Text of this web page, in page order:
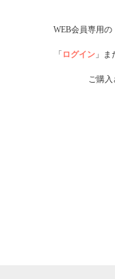
WEB会員専用の
「 ログイン」ま
ご購